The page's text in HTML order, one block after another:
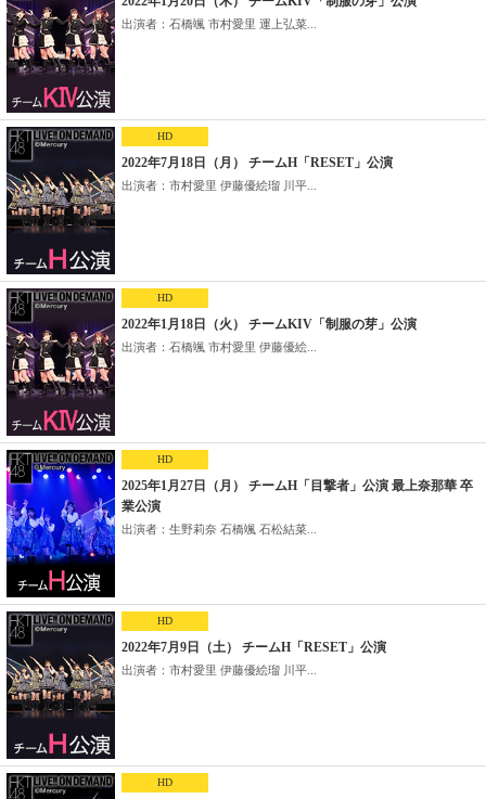
出演者：石橋颯 市村愛里 運上弘菜...
HD
2022年7月18日（月） チームH「RESET」公演
出演者：市村愛里 伊藤優絵瑠 川平...
HD
2022年1月18日（火） チームKIV「制服の芽」公演
出演者：石橋颯 市村愛里 伊藤優絵...
HD
2025年1月27日（月） チームH「目撃者」公演 最上奈那華 卒
業公演
出演者：生野莉奈 石橋颯 石松結菜...
HD
2022年7月9日（土） チームH「RESET」公演
出演者：市村愛里 伊藤優絵瑠 川平...
HD